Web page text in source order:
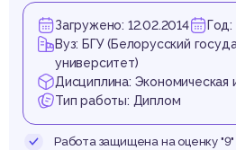
Загружено: 12.02.2014
Год:
Вуз: БГУ (Белорусский
университет)
Дисциплина: Экономическая
Тип работы: Диплом
Работа защищена на оценку "9"